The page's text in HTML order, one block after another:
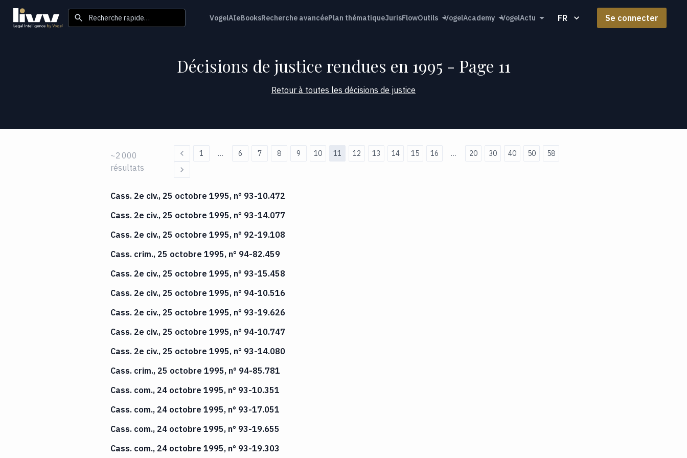
Recherche rapide… VogelAIeBooksRecherche avancéePlan thématiqueJurisFlowOutils VogelAcademy VogelActu FR Se connecter
Décisions de justice rendues en 1995 - Page 11
Retour à toutes les décisions de justice
~2 000
résultats
1 … 6 7 8 9 10 11 12 13 14 15 16 … 20 30 40 50 58
Cass. 2e civ., 25 octobre 1995, n° 93-10.472
Cass. 2e civ., 25 octobre 1995, n° 93-14.077
Cass. 2e civ., 25 octobre 1995, n° 92-19.108
Cass. crim., 25 octobre 1995, n° 94-82.459
Cass. 2e civ., 25 octobre 1995, n° 93-15.458
Cass. 2e civ., 25 octobre 1995, n° 94-10.516
Cass. 2e civ., 25 octobre 1995, n° 93-19.626
Cass. 2e civ., 25 octobre 1995, n° 94-10.747
Cass. 2e civ., 25 octobre 1995, n° 93-14.080
Cass. crim., 25 octobre 1995, n° 94-85.781
Cass. com., 24 octobre 1995, n° 93-10.351
Cass. com., 24 octobre 1995, n° 93-17.051
Cass. com., 24 octobre 1995, n° 93-19.655
Cass. com., 24 octobre 1995, n° 93-19.303